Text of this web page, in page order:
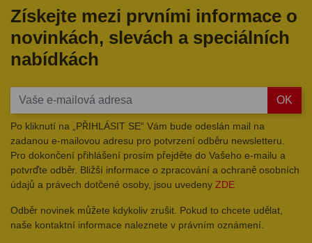
Získejte mezi prvními informace o
novinkách, slevách a speciálních
nabídkách
OK
Po kliknutí na „PŘIHLÁSIT SE“ Vám bude odeslán mail na
zadanou e-mailovou adresu pro potvrzení odběru newsletteru.
Pro dokončení přihlášení prosím přejděte do Vašeho e-mailu a
potvrďte odběr. Bližší informace o zpracování a ochraně osobních
údajů a právech dotčené osoby, jsou uvedeny ZDE
Odběr novinek můžete kdykoliv zrušit. Pokud to chcete udělat,
naše kontaktní informace naleznete v právním oznámení.